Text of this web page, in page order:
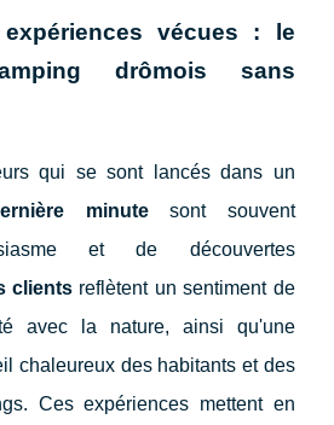
vécues : le
drômois sans
qui se sont lancés dans un
minutesont souvent
et de découvertes
clients reflètent un sentiment de
avec la nature, ainsi qu'une
chaleureux des habitants et des
Ces expériences mettent en